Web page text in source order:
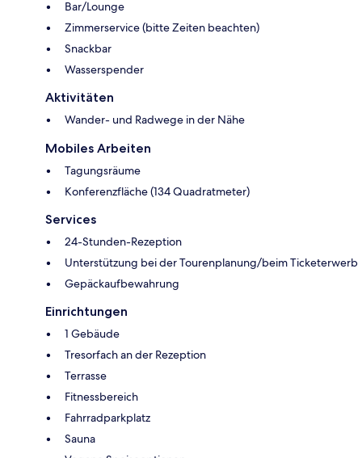
Bar/Lounge
Zimmerservice (bitte Zeiten beachten)
Snackbar
Wasserspender
Aktivitäten
Wander- und Radwege in der Nähe
Mobiles Arbeiten
Tagungsräume
Konferenzfläche (134 Quadratmeter)
Services
24-Stunden-Rezeption
Unterstützung bei der Tourenplanung/beim Ticketerwerb
Gepäckaufbewahrung
Einrichtungen
1 Gebäude
Tresorfach an der Rezeption
Terrasse
Fitnessbereich
Fahrradparkplatz
Sauna